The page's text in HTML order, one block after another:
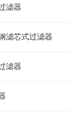
滤器
滤芯式过滤器
滤器